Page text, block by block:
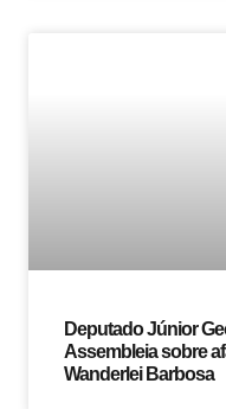
Deputado Júnior
Assembleia sobre
Wanderlei Barbosa